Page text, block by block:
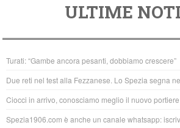
e
b
o
o
k
er
at
s
A
p
p
ULTIME
Turati: “Gambe ancora pesanti, dobbiamo crescere”
Due reti nel test alla Fezzanese. Lo Spezia segna
Ciocci in arrivo, conosciamo meglio il nuovo
Spezia1906.com è anche un canale whatsapp: